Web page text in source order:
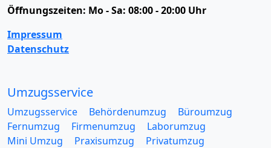
Öffnungszeiten: Mo - Sa: 08:00 - 20:00 Uhr
Impressum
Datenschutz
Umzugsservice
Umzugsservice Behördenumzug
Büroumzug
Fernumzug
Firmenumzug
Laborumzug
Mini Umzug
Praxisumzug
Privatumzug